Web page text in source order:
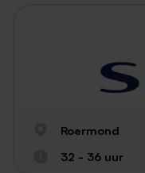
Roermond
32 - 36 uur